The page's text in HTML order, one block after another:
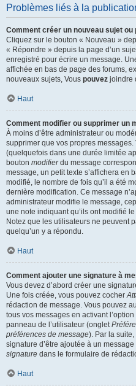
Problèmes liés à la
Comment créer un nouveau sujet ou
Cliquez sur le bouton « Nouveau »
« Répondre » depuis la page d’un
enregistré pour écrire un message.
affichée en bas de page des forums,
nouveaux sujets, Vous pouvez joindre
Haut
Comment modifier ou supprimer un
À moins d’être administrateur ou
supprimer que vos propres
(quelquefois dans une durée limitée
bouton modifierdu message
message, un petit texte s’affichera en
modifié, le nombre de fois qu’il a été
dernière modification. Ce message
administrateur modifie le message,
une note indiquant qu’ils ont modifié
Notez que les utilisateurs ne peuvent
quelqu’un y a répondu.
Haut
Comment ajouter une signature à
Vous devez d’abord créer une
Une fois créée, vous pouvez cocher
rédaction de message. Vous pouvez
tous vos messages en activant
panneau de l’utilisateur (onglet
préférences de message). Par la
signature d’être ajoutée à un
signature dans le formulaire de
Haut